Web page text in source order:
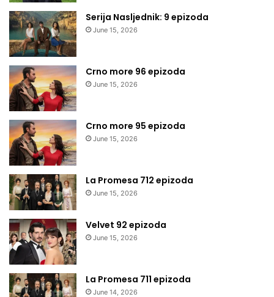
Serija Nasljednik: 9 epizoda
June 15, 2026
Crno more 96 epizoda
June 15, 2026
Crno more 95 epizoda
June 15, 2026
La Promesa 712 epizoda
June 15, 2026
Velvet 92 epizoda
June 15, 2026
La Promesa 711 epizoda
June 14, 2026